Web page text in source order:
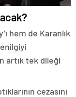
hem de Karanlık
artık tek dileği
cezasını